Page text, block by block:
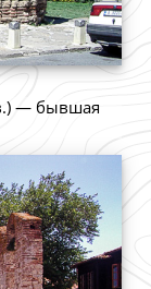
— бывшая